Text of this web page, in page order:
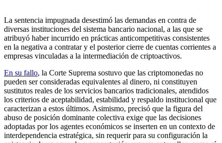
La sentencia impugnada desestimó las demandas en contra de
diversas instituciones del sistema bancario nacional, a las que se
atribuyó haber incurrido en prácticas anticompetitivas consistentes
en la negativa a contratar y el posterior cierre de cuentas corrientes a
empresas vinculadas a la intermediación de criptoactivos.
En su fallo, la Corte Suprema sostuvo que las criptomonedas no
pueden ser consideradas equivalentes al dinero, ni constituyen
sustitutos reales de los servicios bancarios tradicionales, atendidos
los criterios de aceptabilidad, estabilidad y respaldo institucional que
caracterizan a estos últimos. Asimismo, precisó que la figura del
abuso de posición dominante colectiva exige que las decisiones
adoptadas por los agentes económicos se inserten en un contexto de
interdependencia estratégica, sin requerir para su configuración la